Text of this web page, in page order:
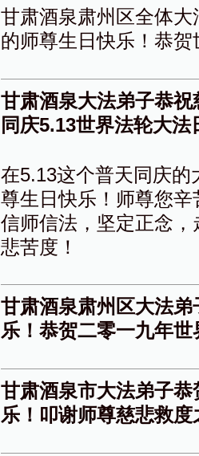
甘肃酒泉肃州区全体
的师尊生日快乐！恭
甘肃酒泉大法弟子恭
同庆5.13世界法轮大法
在5.13这个普天同庆
尊生日快乐！师尊您
信师信法，坚定正念
悲苦度！
甘肃酒泉肃州区大法
乐！恭贺二零一九年
甘肃酒泉市大法弟子
乐！叩谢师尊慈悲救度